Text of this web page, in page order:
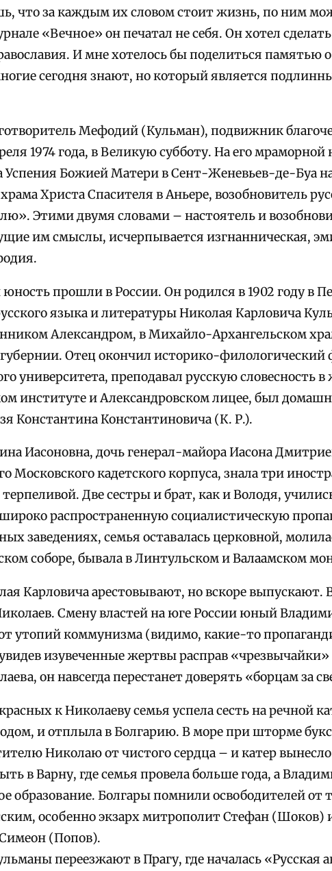
что за каждым их словом стоит жизнь, по ним
«Вечное» он печатал не себя. Он хотел
И мне хотелось бы поделиться памятью
сегодня знают, но который является
Мефодий (Кульман), подвижник
1974 года, в Великую субботу. На его
Успения Божией Матери в Сент-Женевьев-де-Буа
Христа Спасителя в Аньере, возобновитель
Этими двумя словами – настоятель и
им смыслы, исчерпывается изгнанническая,
юность прошли в России. Он родился в 1902 году в
языка и литературы Николая Карловича
Александром, в Михайло-Архангельском
Отец окончил историко-филологический
университета, преподавал русскую словесность
институте и Александровском лицее, был
Константина Константиновича (К. Р.).
Иасоновна, дочь генерал-майора Иасона
Московского кадетского корпуса, знала три
Две сестры и брат, как и Володя,
распространенную социалистическую
заведениях, семья оставалась церковной,
соборе, бывала в Линтульском и Валаамском
Карловича арестовывают, но вскоре выпускают.
Смену властей на юге России юный
утопий коммунизма (видимо, какие-то
изувеченные жертвы расправ «чрезвычайки»
он навсегда перестанет доверять «борцам за
к Николаеву семья успела сесть на речной
и отплыла в Болгарию. В море при шторме
Николаю от чистого сердца – и катер вынесло
в Варну, где семья провела больше года, а
образование. Болгары помнили освободителей от
особенно экзарх митрополит Стефан (Шоков)
(Попов).
переезжают в Прагу, где началась «Русская